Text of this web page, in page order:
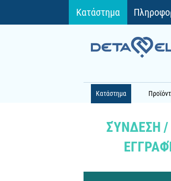
Κατάστημα
Κατάστημα
ΣΎΝΔΕΣΗ